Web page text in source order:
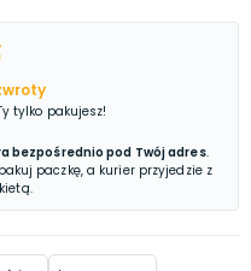
tylko pakujesz!
bezpośrednio pod Twój adres.
paczkę, a kurier przyjedzie z